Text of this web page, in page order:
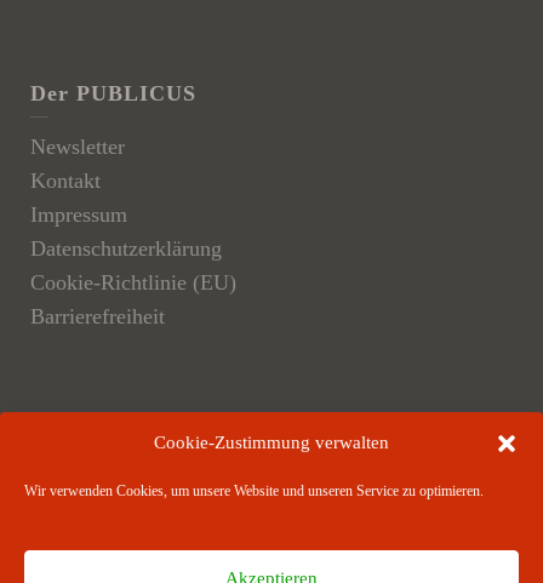
Cookie-Zustimmung verwalten
Wir verwenden Cookies, um unsere Website und unseren Service zu optimieren.
Akzeptieren
Der PUBLICUS
Newsletter
Kontakt
Impressum
Datenschutzerklärung
Cookie-Richtlinie (EU)
Barrierefreiheit